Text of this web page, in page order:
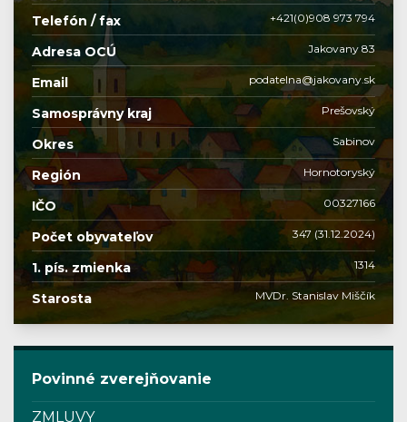
Telefón / fax +421(0)908 973 794
Adresa OCÚ Jakovany 83
Email podatelna@jakovany.sk
Samosprávny kraj Prešovský
Okres Sabinov
Región Hornotoryský
IČO 00327166
Počet obyvateľov 347 (31.12.2024)
1. pís. zmienka 1314
Starosta MVDr. Stanislav Miščík
Povinné zverejňovanie
ZMLUVY